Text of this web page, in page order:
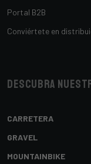
Portal B2B
Conviértete en
Descubra
CARRETERA
GRAVEL
MOUNTAINBIKE